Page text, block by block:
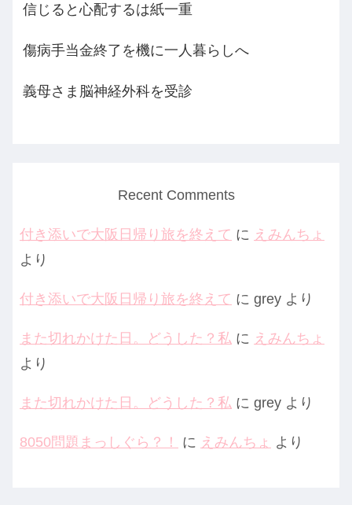
信じると心配するは紙一重
傷病手当金終了を機に一人暮らしへ
義母さま脳神経外科を受診
Recent Comments
付き添いで大阪日帰り旅を終えて に えみんちょ
より
付き添いで大阪日帰り旅を終えて に grey より
また切れかけた日。どうした？私 に えみんちょ
より
また切れかけた日。どうした？私 に grey より
8050問題まっしぐら？！ に えみんちょ より